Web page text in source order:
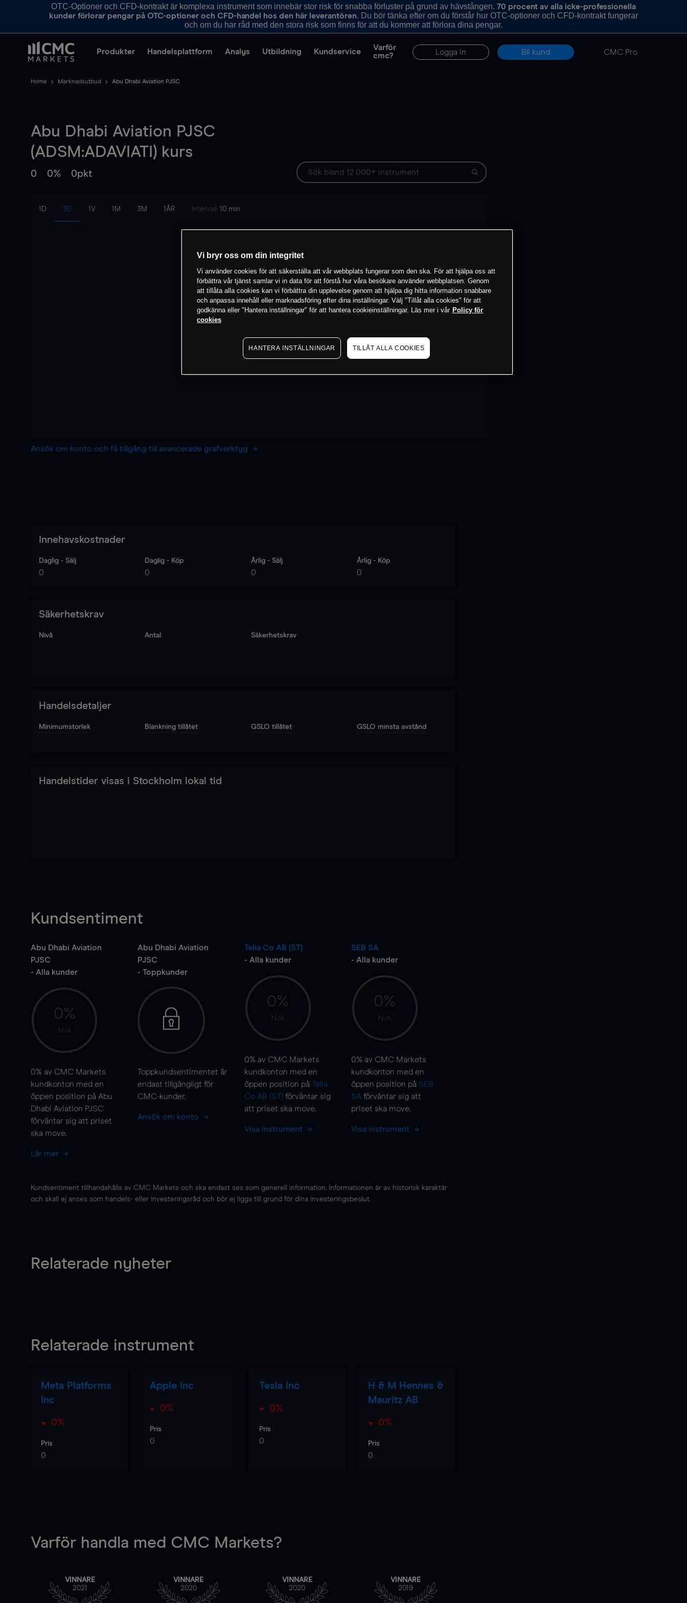
OTC-Optioner och CFD-kontrakt är komplexa instrument som innebär stor risk för snabba förluster på grund av hävstången. 70 procent av alla icke-professionella
kunder förlorar pengar på OTC-optioner och CFD-handel hos den här leverantören. Du bör tänka efter om du förstår hur OTC-optioner och CFD-kontrakt fungerar
och om du har råd med den stora risk som finns för att du kommer att förlora dina pengar.
Produkter Handelsplattform Analys Utbildning Kundservice
Varför
cmc?
Logga in Bli kund CMC Pro
Home Marknadsutbud Abu Dhabi Aviation PJSC
Abu Dhabi Aviation PJSC
(ADSM:ADAVIATI) kurs
0 0% 0pkt
1D 3D 1V 1M 3M 1ÅR Intervall: 10 min
Ansök om konto och få tillgång till avancerade grafverktyg
Innehavskostnader
Daglig - Sälj
0
Daglig - Köp
0
Årlig - Sälj
0
Årlig - Köp
0
Säkerhetskrav
Nivå Antal Säkerhetskrav
Handelsdetaljer
Minimumstorlek Blankning tillåtet GSLO tillåtet GSLO minsta avstånd
Handelstider visas i Stockholm lokal tid
Kundsentiment
Abu Dhabi Aviation
PJSC
- Alla kunder
0%
N/A
0% av CMC Markets
kundkonton med en
öppen position på Abu
Dhabi Aviation PJSC
förväntar sig att priset
ska move.
Lär mer
Abu Dhabi Aviation
PJSC
- Toppkunder
Toppkundsentimentet är
endast tillgängligt för
CMC-kunder.
Ansök om konto
Telia Co AB (ST)
- Alla kunder
0%
N/A
0% av CMC Markets
kundkonton med en
öppen position på Telia
Co AB (ST) förväntar sig
att priset ska move.
Visa instrument
SEB SA
- Alla kunder
0%
N/A
0% av CMC Markets
kundkonton med en
öppen position på SEB
SA förväntar sig att
priset ska move.
Visa instrument
Kundsentiment tillhandahålls av CMC Markets och ska endast ses som generell information. Informationen är av historisk karaktär
och skall ej anses som handels- eller investeringsråd och bör ej ligga till grund för dina investeringsbeslut.
Relaterade nyheter
Relaterade instrument
Meta Platforms
Inc
0%
Pris
0
Apple Inc
0%
Pris
0
Tesla Inc
0%
Pris
0
H & M Hennes &
Mauritz AB
0%
Pris
0
Varför handla med CMC Markets?
VINNARE
2021
VINNARE
2020
VINNARE
2020
VINNARE
2019
Vi bryr oss om din integritet
Vi använder cookies för att säkerställa att vår webbplats fungerar som den ska. För att hjälpa oss att
förbättra vår tjänst samlar vi in data för att förstå hur våra besökare använder webbplatsen. Genom
att tillåta alla cookies kan vi förbättra din upplevelse genom att hjälpa dig hitta information snabbare
och anpassa innehåll eller marknadsföring efter dina inställningar. Välj "Tillåt alla cookies" för att
godkänna eller "Hantera inställningar" för att hantera cookieinställningar. Läs mer i vår Policy för
cookies
HANTERA INSTÄLLNINGAR TILLÅT ALLA COOKIES